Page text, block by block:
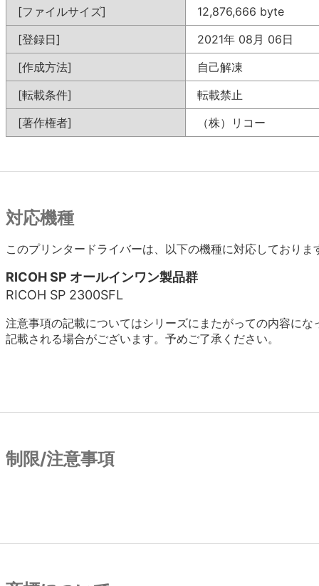
[ファイルサイズ]
12,876,666 byte
[登録日]
2021年 08月 06日
[作成方法]
自己解凍
[転載条件]
転載禁止
[著作権者]
（株）リコー
対応機種
このプリンタードライバーは、以下の機種に対応しておりま
RICOH SP オールインワン製品群
RICOH SP 2300SFL
注意事項の記載についてはシリーズにまたがっての内容に
記載される場合がございます。予めご了承ください。
制限/注意事項